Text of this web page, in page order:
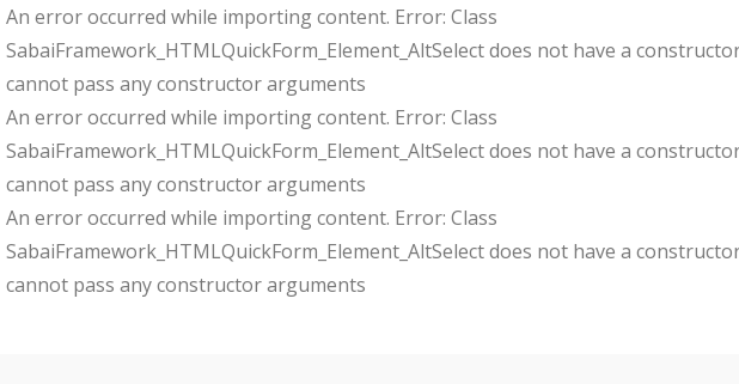
An error occurred while importing content. Error: Class
SabaiFramework_HTMLQuickForm_Element_AltSelect does not have a
cannot pass any constructor arguments
An error occurred while importing content. Error: Class
SabaiFramework_HTMLQuickForm_Element_AltSelect does not have a
cannot pass any constructor arguments
An error occurred while importing content. Error: Class
SabaiFramework_HTMLQuickForm_Element_AltSelect does not have a
cannot pass any constructor arguments